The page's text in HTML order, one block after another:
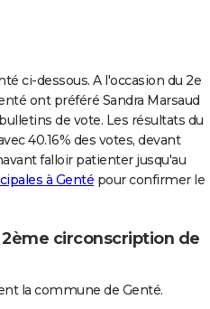
ci-dessous. A l'occasion du 2e
ont préféré Sandra Marsaud
de vote. Les résultats du
40.16% des votes, devant
falloir patienter jusqu'au
à Genté pour confirmer le
circonscription de
la commune de Genté.